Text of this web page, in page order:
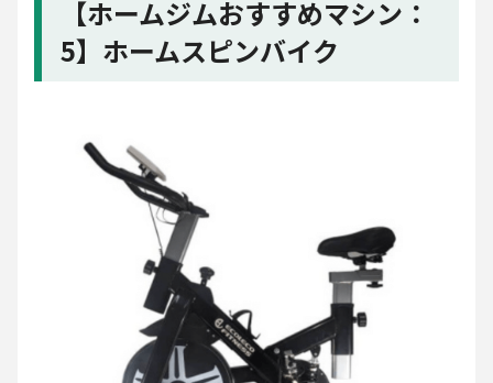
【ホームジムおすすめマシン：
5】ホームスピンバイク